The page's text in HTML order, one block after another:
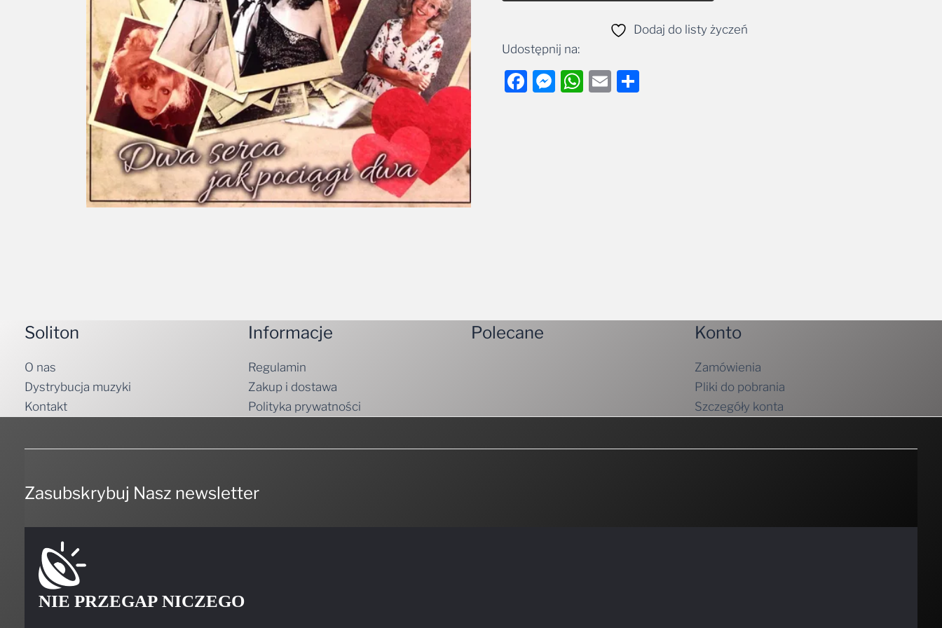
Dodaj do listy życzeń
Udostępnij na:
Facebook
Messenger
WhatsApp
EmailShare
Soliton
O nas
Dystrybucja muzyki
Kontakt
Informacje
Regulamin
Zakup i dostawa
Polityka prywatności
Polecane Konto
Zamówienia
Pliki do pobrania
Szczegóły konta
Zasubskrybuj Nasz newsletter
NIE PRZEGAP NICZEGO